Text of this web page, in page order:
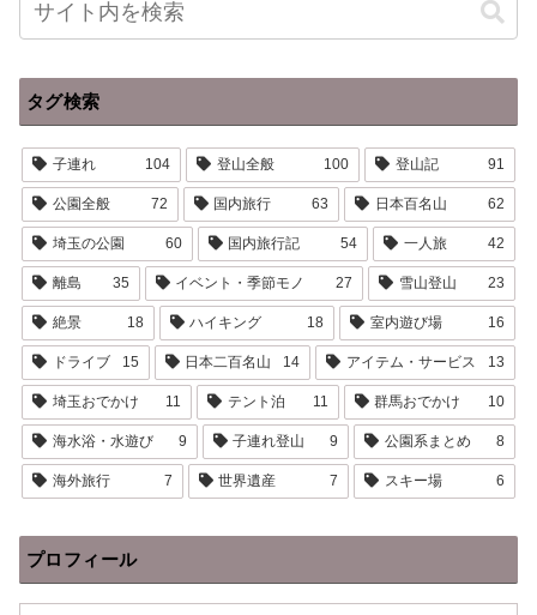
タグ検索
子連れ 104 登山全般 100 登山記 91
公園全般 72 国内旅行 63 日本百名山 62
埼玉の公園 60 国内旅行記 54 一人旅 42
離島 35 イベント・季節モノ 27 雪山登山 23
絶景 18 ハイキング 18 室内遊び場 16
ドライブ 15 日本二百名山 14 アイテム・サービス 13
埼玉おでかけ 11 テント泊 11 群馬おでかけ 10
海水浴・水遊び 9 子連れ登山 9 公園系まとめ 8
海外旅行 7 世界遺産 7 スキー場 6
プロフィール